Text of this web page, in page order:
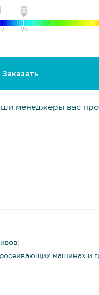
90
Заказать
менеджеры вас
машинах и